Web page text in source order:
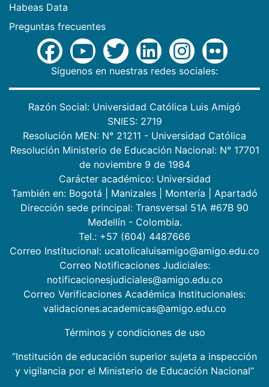
Habeas Data
Preguntas frecuentes
Síguenos en nuestras redes sociales:
Razón Social: Universidad Católica Luis Amigó
SNIES: 2719
Resolución MEN: N° 21211 - Universidad Católica
Resolución Ministerio de Educación Nacional: N° 17701
de noviembre 9 de 1984
Carácter académico: Universidad
También en: Bogotá Manizales Montería
Apartadó
Dirección sede principal: Transversal 51A #67B 90
Medellín - Colombia.
Tel.: +57 (604) 4487666
Correo Institucional: ucatolicaluisamigo@amigo.edu.co
Correo Notificaciones Judiciales:
notificacionesjudiciales@amigo.edu.co
Correo Verificaciones Académica Institucionales:
validaciones.academicas@amigo.edu.co
Términos y condiciones de uso
“Institución de educación superior sujeta a inspección
y vigilancia por el Ministerio de Educación Nacional”